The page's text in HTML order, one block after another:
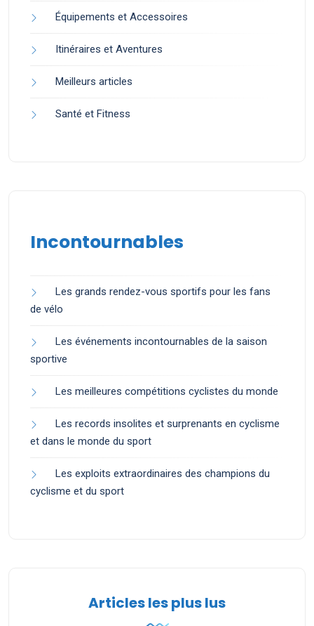
Équipements et Accessoires
Itinéraires et Aventures
Meilleurs articles
Santé et Fitness
Incontournables
Les grands rendez-vous sportifs pour les fans
de vélo
Les événements incontournables de la saison
sportive
Les meilleures compétitions cyclistes du monde
Les records insolites et surprenants en cyclisme
et dans le monde du sport
Les exploits extraordinaires des champions du
cyclisme et du sport
Articles les plus lus